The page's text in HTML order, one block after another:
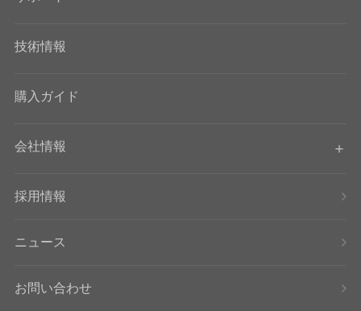
技術情報
購入ガイド
会社情報
採用情報
ニュース
お問い合わせ